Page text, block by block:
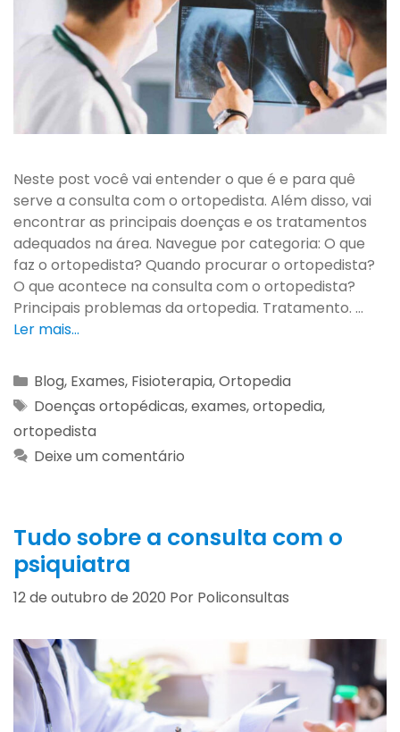
Neste post você vai entender o que é e para quê
serve a consulta com o ortopedista. Além disso, vai
encontrar as principais doenças e os tratamentos
adequados na área. Navegue por categoria: O que
faz o ortopedista? Quando procurar o ortopedista?
O que acontece na consulta com o ortopedista?
Principais problemas da ortopedia. Tratamento. …
Ler mais…
Blog, Exames, Fisioterapia,Ortopedia
Doenças ortopédicas,exames,ortopedia,
ortopedista
Deixe um comentário
Tudo sobre a consulta com o
psiquiatra
12 de outubro de 2020 Por Policonsultas